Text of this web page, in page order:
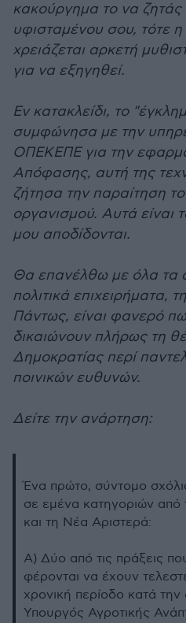
κακούργημα το να ζητάς
υφισταμένου σου, τότε
χρειάζεται αρκετή
για να εξηγηθεί.
Εν κατακλείδι, το
συμφώνησα με την
ΟΠΕΚΕΠΕ για την
Απόφασης, αυτή της
ζήτησα την παραίτηση
οργανισμού. Αυτά είναι
μου αποδίδονται.
Θα επανέλθω με όλα τα
πολιτικά επιχειρήματα,
Πάντως, είναι φανερό
δικαιώνουν πλήρως τη
Δημοκρατίας περί
ποινικών ευθυνών.
Δείτε την ανάρτηση:
Ένα πρώτο, σύντομο
σε εμένα κατηγοριών
και τη Νέα Αριστερά:
Α) Δύο από τις πράξεις
φέρονται να έχουν
χρονική περίοδο κατά
Υπουργός Αγροτικής